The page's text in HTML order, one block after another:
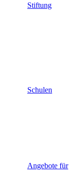
Stiftung
Schulen
Angebote für